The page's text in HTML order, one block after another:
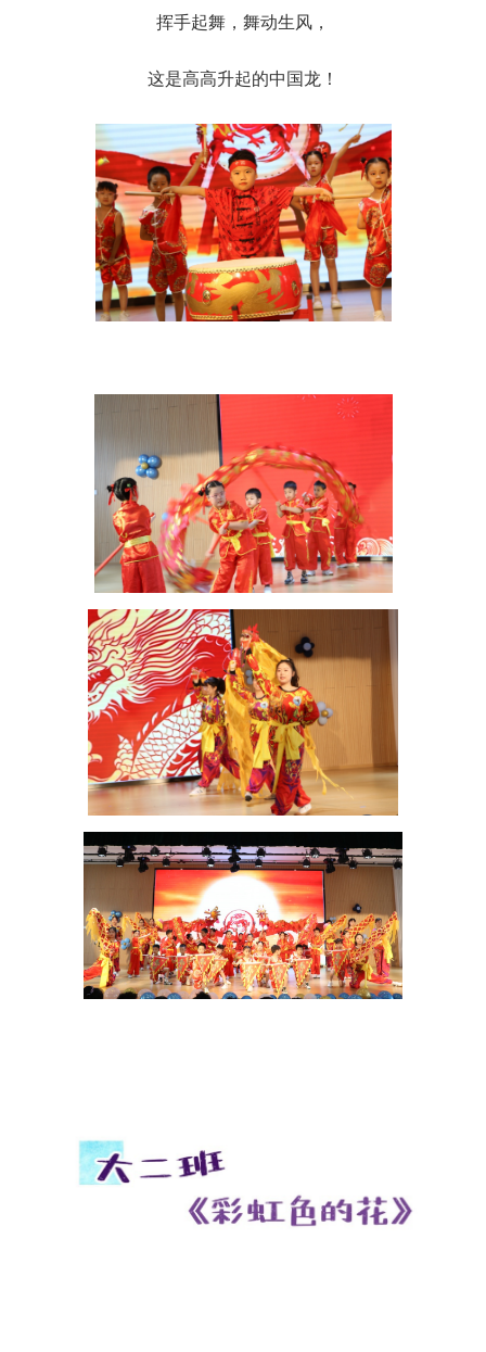
挥手起舞，舞动生风，
这是高高升起的中国龙！